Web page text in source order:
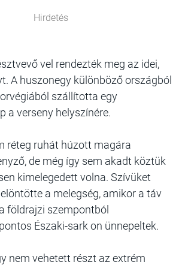
Hirdetés
vel rendezték meg az idei,
A huszonegy különböző országból
szállította egy
a verseny helyszínére.
réteg ruhát húzott magára
de még így sem akadt köztük
kimelegedett volna. Szívüket
a melegség, amikor a táv
földrajzi szempontból
Északi-sark on ünnepeltek.
nem vehetett részt az extrém